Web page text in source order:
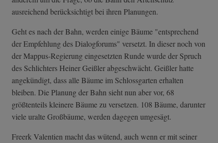
ausreichend berücksichtigt bei ihren Planungen.
Geht es nach der Bahn, werden einige Bäume "entsprechend
der Empfehlung des Dialogforums" versetzt. In dieser noch von
der Mappus-Regierung eingesetzten Runde wurde der Spruch
des Schlichters Heiner Geißler abgeschwächt. Geißler hatte
angekündigt, dass alle Bäume im Schlossgarten erhalten
bleiben. Die Planung der Bahn sieht nun aber vor, 68
größtenteils kleinere Bäume zu versetzen. 108 Bäume, darunter
viele uralte Großbäume, werden dagegen umgesägt.
Freerk Valentien macht das wütend, auch wenn er mit seiner